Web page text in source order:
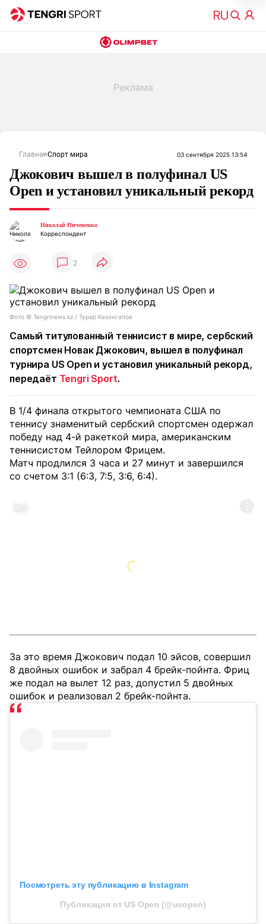
ГлавнаяСпорт мира 03 сентября 2025 13:54
Джокович вышел в полуфинал US
Open и установил уникальный рекорд
Николай Пичененко
Корреспондент
2
Фото ©️ Tengrinews.kz / Турар Казангапов
Самый титулованный теннисист в мире, сербский
спортсмен Новак Джокович, вышел в полуфинал
турнира US Open и установил уникальный рекорд,
передаёт Tengri Sport.
В 1/4 финала открытого чемпионата США по
теннису знаменитый сербский спортсмен одержал
победу над 4-й ракеткой мира, американским
теннисистом Тейлором Фрицем.
Матч продлился 3 часа и 27 минут и завершился
со счетом 3:1 (6:3, 7:5, 3:6, 6:4).
За это время Джокович подал 10 эйсов, совершил
8 двойных ошибок и забрал 4 брейк-пойнта. Фриц
же подал на вылет 12 раз, допустил 5 двойных
ошибок и реализовал 2 брейк-пойнта.
Посмотреть эту публикацию в Instagram
Публикация от US Open (@usopen)